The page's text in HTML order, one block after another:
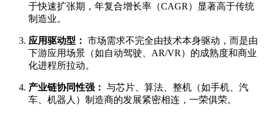
于快速扩张期，年复合增长率（CAGR）显著高于传统
制造业。
应用驱动型： 市场需求不完全由技术本身驱动，而是由
下游应用场景（如自动驾驶、AR/VR）的成熟度和商业
化进程所拉动。
产业链协同性强： 与芯片、算法、整机（如手机、汽
车、机器人）制造商的发展紧密相连，一荣俱荣。